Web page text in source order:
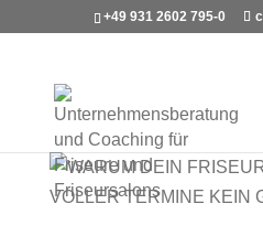
+49 931 2602 795-0